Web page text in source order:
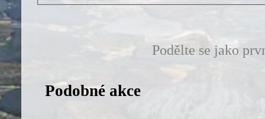
Podělte se jako
Podobné akce